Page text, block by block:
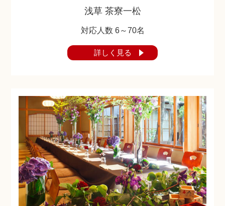
神社.jpチャンネル
浅草 茶寮一松
対応人数 6～70名
詳しく見る